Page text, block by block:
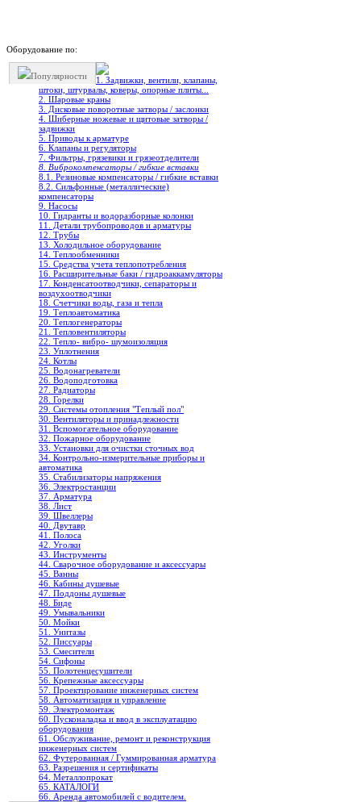
Оборудование по:
Популярности
1. Задвижки, вентили, клапаны,
штоки, штурвалы, коверы, опорные плиты...
2. Шаровые краны
3. Дисковые поворотные затворы / заслонки
4. Шиберные ножевые и щитовые затворы /
задвижки
5. Приводы к арматуре
6. Клапаны и регуляторы
7. Фильтры, грязевики и грязеотделители
8. Виброкомпенсаторы / гибкие вставки
8.1. Резиновые компенсаторы / гибкие вставки
8.2. Сильфонные (металлические)
компенсаторы
9. Насосы
10. Гидранты и водоразборные колонки
11. Детали трубопроводов и арматуры
12. Трубы
13. Холодильное oборудование
14. Теплообменники
15. Средства учета теплопотребления
16. Расширительные баки / гидроаккамуляторы
17. Конденсатоотводчики, сепараторы и
воздухоотводчики
18. Счетчики воды, газа и тепла
19. Теплоавтоматика
20. Теплогенераторы
21. Тепловентиляторы
22. Тепло- вибро- шумоизоляция
23. Уплотнения
24. Котлы
25. Водонагреватели
26. Водоподготовка
27. Радиаторы
28. Горелки
29. Системы отопления "Теплый пол"
30. Вентиляторы и принадлежности
31. Вспомогательное оборудование
32. Пожарное оборудование
33. Установки для очистки сточных вод
34. Контрольно-измерительные приборы и
автоматика
35. Стабилизаторы напряжения
36. Электростанции
37. Арматура
38. Лист
39. Швеллеры
40. Двутавр
41. Полоса
42. Уголки
43. Инструменты
44. Сварочное оборудование и аксессуары
45. Ванны
46. Кабины душевые
47. Поддоны душевые
48. Биде
49. Умывальники
50. Мойки
51. Унитазы
52. Писсуары
53. Смесители
54. Сифоны
55. Полотенцесушители
56. Крепежные аксессуары
57. Проектирование инженерных систем
58. Автоматизация и управление
59. Электромонтаж
60. Пусконаладка и ввод в эксплуатацию
оборудования
61. Обслуживание, ремонт и реконструкция
инженерных систем
62. Футерованная / Гуммированная арматура
63. Разрешения и сертификаты
64. Металлопрокат
65. КАТАЛОГИ
66. Аренда автомобилей с водителем.